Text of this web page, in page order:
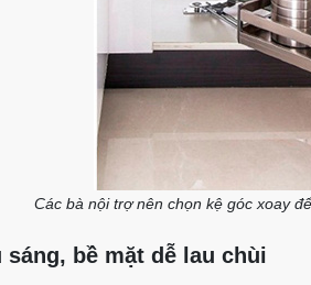
Các bà nội trợ nên chọn kệ góc xoay
sáng, bề mặt dễ lau chùi